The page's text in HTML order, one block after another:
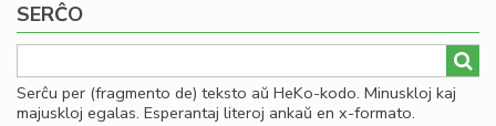
SERĈO
Serĉu per (fragmento de) teksto aŭ HeKo-kodo. Minuskloj kaj
majuskloj egalas. Esperantaj literoj ankaŭ en x-formato.